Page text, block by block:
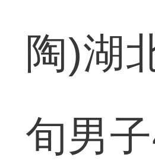
陶)湖
旬男